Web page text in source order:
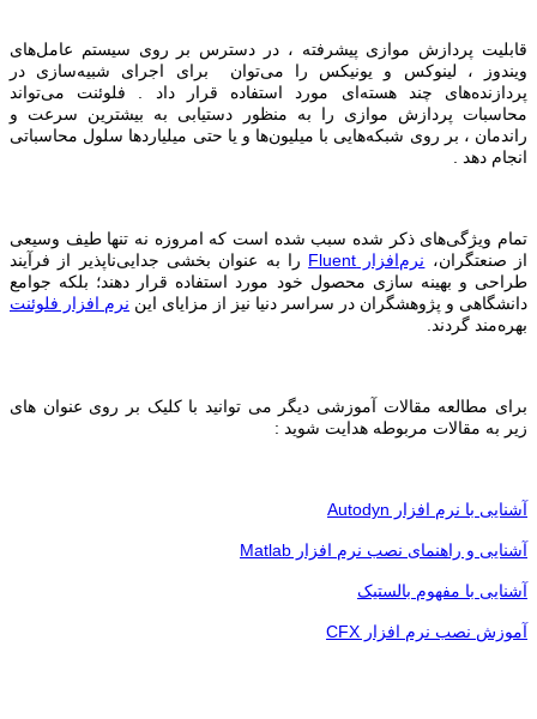
قابلیت‌ پردازش موازی پیشرفته ، در دسترس بر روی سیستم عامل‌های
ویندوز ، لینوکس و یونیکس را می‌توان برای اجرای شبیه‌سازی در
پردازنده‌های چند هسته‌ای مورد استفاده قرار داد . فلوئنت می‌تواند
محاسبات پردازش موازی را به منظور دستیابی به بیشترین سرعت و
راندمان ، بر روی شبکه‌هایی با میلیون‌ها و یا حتی میلیاردها سلول محاسباتی
انجام دهد .
تمام ویژگی‌های ذکر شده سبب شده است که امروزه نه تنها طیف وسیعی
از صنعتگران، نرم‌افزار Fluent را به عنوان بخشی جدایی‌ناپذیر از فرآیند
طراحی و بهینه سازی محصول خود مورد استفاده قرار دهند؛ بلکه جوامع
دانشگاهی و پژوهشگران در سراسر دنیا نیز از مزایای این نرم افزار فلوئنت
بهره‌مند گردند.
برای مطالعه مقالات آموزشی دیگر می توانید با کلیک بر روی عنوان های
زیر به مقالات مربوطه هدایت شوید :
آشنایی با نرم افزار Autodyn
آشنایی و راهنمای نصب نرم افزار Matlab
آشنایی با مفهوم بالستیک
آموزش نصب نرم افزار CFX